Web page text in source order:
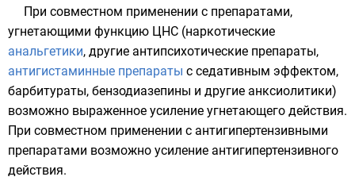
При совместном применении с препаратами,
угнетающими функцию ЦНС (наркотические
анальгетики, другие антипсихотические препараты,
антигистаминные препараты с седативным эффектом,
барбитураты, бензодиазепины и другие анксиолитики)
возможно выраженное усиление угнетающего действия.
При совместном применении с антигипертензивными
препаратами возможно усиление антигипертензивного
действия.